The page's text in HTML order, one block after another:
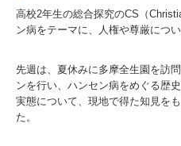
高校2年生の総合探究のCS（
ン病をテーマに、人権や尊厳につい
先週は、夏休みに多摩全生園を訪
ンを行い、ハンセン病をめぐる歴
実態について、現地で得た知見を
た。